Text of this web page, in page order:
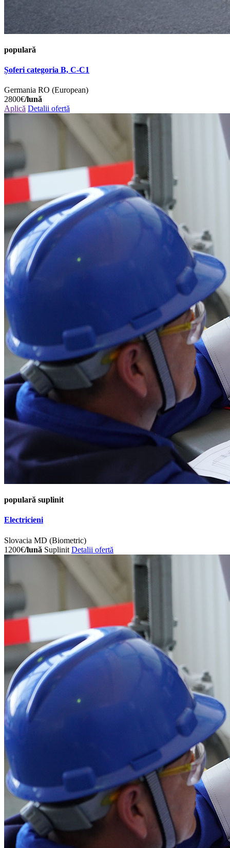
populară
Șoferi categoria B, C-C1
Germania RO (European)
2800€/lună
Aplică Detalii ofertă
populară suplinit
Electricieni
Slovacia MD (Biometric)
1200€/lună Suplinit Detalii ofertă